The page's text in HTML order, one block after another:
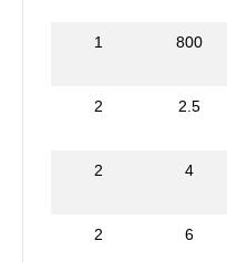
1 800
2 2.5
2 4
2 6